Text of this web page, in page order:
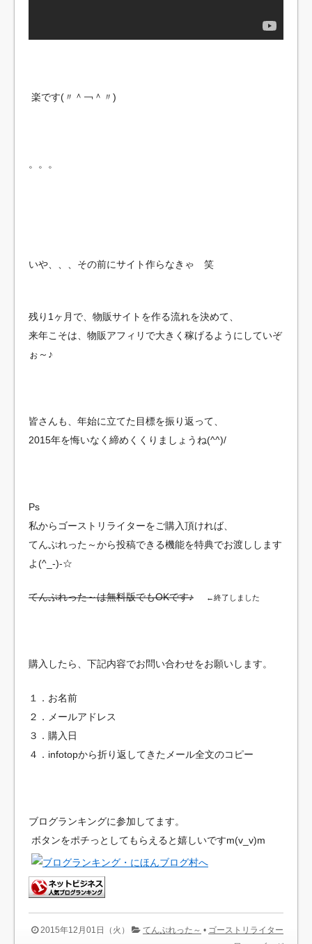
楽です(〃＾￢＾〃)
。。。
いや、、、その前にサイト作らなきゃ 笑
残り1ヶ月で、物販サイトを作る流れを決めて、
来年こそは、物販アフィリで大きく稼げるようにしていぞ
ぉ～♪
皆さんも、年始に立てた目標を振り返って、
2015年を悔いなく締めくくりましょうね(^^)/
Ps
私からゴーストリライターをご購入頂ければ、
てんぷれった～から投稿できる機能を特典でお渡しします
よ(^_-)-☆
てんぷれった～は無料版でもOKです♪ ←終了しました
購入したら、下記内容でお問い合わせをお願いします。
１．お名前
２．メールアドレス
３．購入日
４．infotopから折り返してきたメール全文のコピー
ブログランキングに参加してます。
ボタンをポチっとしてもらえると嬉しいですm(v_v)m
2015年12月01日（火） てんぷれった～ • ゴーストリライター